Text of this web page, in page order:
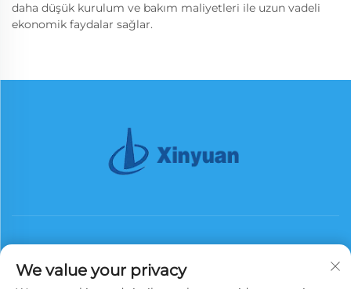
daha düşük kurulum ve bakım maliyetleri ile uzun vadeli
ekonomik faydalar sağlar.
We value your privacy